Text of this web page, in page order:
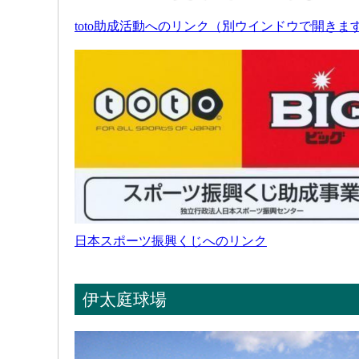
toto助成活動へのリンク（別ウインドウで開きま
日本スポーツ振興くじへのリンク
伊太庭球場